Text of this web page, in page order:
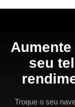
seu
Troque o seu